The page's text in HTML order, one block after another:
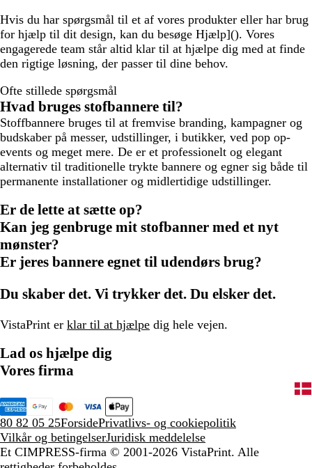
Hvis du har spørgsmål til et af vores produkter eller har brug
for hjælp til dit design, kan du besøge Hjælp](). Vores
engagerede team står altid klar til at hjælpe dig med at finde
den rigtige løsning, der passer til dine behov.
Ofte stillede spørgsmål
Hvad bruges stofbannere til?
Stoffbannere bruges til at fremvise branding, kampagner og
budskaber på messer, udstillinger, i butikker, ved pop op-
events og meget mere. De er et professionelt og elegant
alternativ til traditionelle trykte bannere og egner sig både til
permanente installationer og midlertidige udstillinger.
Er de lette at sætte op?
Kan jeg genbruge mit stofbanner med et nyt
mønster?
Er jeres bannere egnet til udendørs brug?
Du skaber det. Vi trykker det. Du elsker det.
VistaPrint er klar til at hjælpe dig hele vejen.
Lad os hjælpe dig
Vores firma
80 82 05 25ForsidePrivatlivs- og cookiepolitik
Vilkår og betingelserJuridisk meddelelse
Et CIMPRESS-firma © 2001-2026 VistaPrint. Alle